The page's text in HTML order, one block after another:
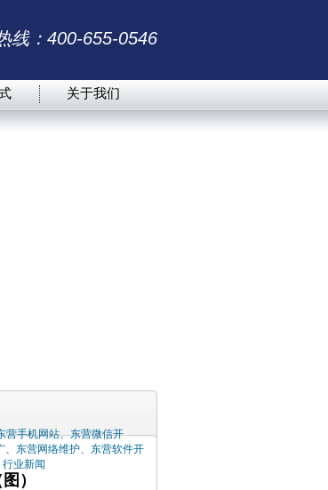
关于我们
营手机网站、东营微信开
、东营网络维护、东营软件开
行业新闻
）
线：400-655-0546